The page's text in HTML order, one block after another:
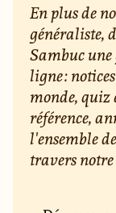
En plus de
généraliste,
Sambuc
ligne :
monde, quiz
référence,
l'ensemble
travers notre